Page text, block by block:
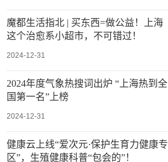
魔都生活指北 | 买东西=做公益！上海
这个治愈系小超市，不可错过！
2024-12-31
2024年度气象热搜词出炉 “上海热到全
国第一名”上榜
2024-12-31
健康云上线“爱次元·保护生育力健康专
区”，生殖健康科普“包会的”！